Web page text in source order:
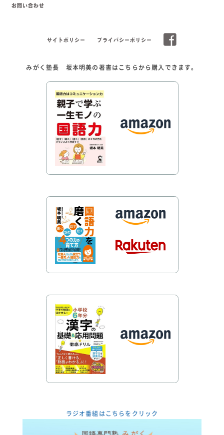
お問い合わせ
サイトポリシー プライバシーポリシー
みがく塾長 坂本明美の著書はこちらから購入できます。
ラジオ番組はこちらをクリック